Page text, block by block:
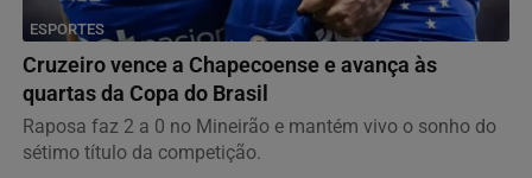
ESPORTES
Cruzeiro vence a Chapecoense e avança às
quartas da Copa do Brasil
Raposa faz 2 a 0 no Mineirão e mantém vivo o sonho do
sétimo título da competição.